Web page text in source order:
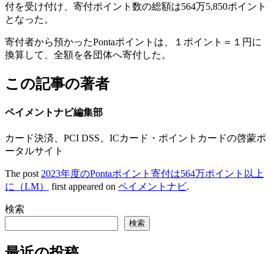
付を受け付け、寄付ポイント数の総額は564万5,850ポイント
となった。
寄付者から預かったPontaポイントは、１ポイント＝１円に
換算して、全額を各団体へ寄付した。
この記事の著者
ペイメントナビ編集部
カード決済、PCI DSS、ICカード・ポイントカードの啓蒙ポ
ータルサイト
The post 2023年度のPontaポイント寄付は564万ポイント以上
に（LM）
first appeared on ペイメントナビ.
検索
検索